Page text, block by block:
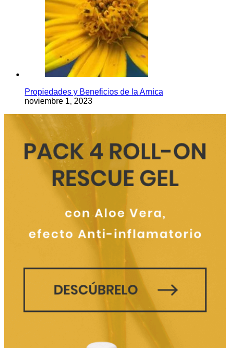
Propiedades y Beneficios de la Arnica
noviembre 1, 2023